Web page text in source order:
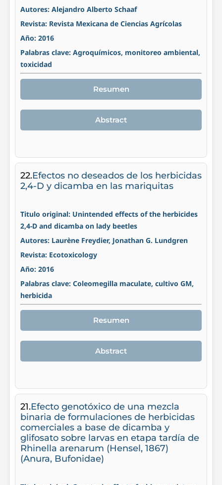
Autores: Alejandro Alberto Schaaf
Revista: Revista Mexicana de Ciencias Agrícolas
Año: 2016
Palabras clave: Agroquímicos, monitoreo ambiental,
toxicidad
Resumen
Abstract
22.Efectos no deseados de los herbicidas
2,4-D y dicamba en las mariquitas
Titulo original: Unintended effects of the herbicides
2,4-D and dicamba on lady beetles
Autores: Laurène Freydier, Jonathan G. Lundgren
Revista: Ecotoxicology
Año: 2016
Palabras clave: Coleomegilla maculate, cultivo GM,
herbicida
Resumen
Abstract
21.Efecto genotóxico de una mezcla
binaria de formulaciones de herbicidas
comerciales a base de dicamba y
glifosato sobre larvas en etapa tardía de
Rhinella arenarum (Hensel, 1867)
(Anura, Bufonidae)